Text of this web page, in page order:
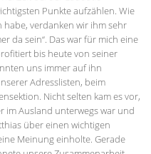
Punkte aufzählen. Wie
habe, verdanken wir ihm sehr
da sein“. Das war für mich eine
bis heute von seiner
uns immer auf ihn
Adresslisten, beim
Nicht selten kam es vor,
im Ausland unterwegs war und
über einen wichtigen
Meinung einholte. Gerade